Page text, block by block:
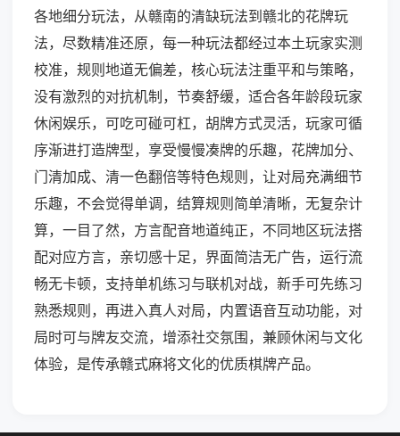
各地细分玩法，从赣南的清缺玩法到赣北的花牌玩
法，尽数精准还原，每一种玩法都经过本土玩家实测
校准，规则地道无偏差，核心玩法注重平和与策略，
没有激烈的对抗机制，节奏舒缓，适合各年龄段玩家
休闲娱乐，可吃可碰可杠，胡牌方式灵活，玩家可循
序渐进打造牌型，享受慢慢凑牌的乐趣，花牌加分、
门清加成、清一色翻倍等特色规则，让对局充满细节
乐趣，不会觉得单调，结算规则简单清晰，无复杂计
算，一目了然，方言配音地道纯正，不同地区玩法搭
配对应方言，亲切感十足，界面简洁无广告，运行流
畅无卡顿，支持单机练习与联机对战，新手可先练习
熟悉规则，再进入真人对局，内置语音互动功能，对
局时可与牌友交流，增添社交氛围，兼顾休闲与文化
体验，是传承赣式麻将文化的优质棋牌产品。